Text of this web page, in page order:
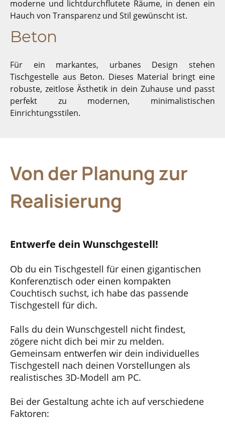
Beton
Für ein markantes, urbanes Design stehen
Tischgestelle aus Beton. Dieses Material bringt eine
robuste, zeitlose Ästhetik in dein Zuhause und passt
perfekt zu modernen, minimalistischen
Einrichtungsstilen.
moderne und lichtdurchflutete Räume, in denen ein
Hauch von Transparenz und Stil gewünscht ist.
Von der Planung zur
Realisierung
Entwerfe dein Wunschgestell!
Ob du ein Tischgestell für einen gigantischen
Konferenztisch oder einen kompakten
Couchtisch suchst, ich habe das passende
Tischgestell für dich.
Falls du dein Wunschgestell nicht findest,
zögere nicht dich bei mir zu melden.
Gemeinsam entwerfen wir dein individuelles
Tischgestell nach deinen Vorstellungen als
realistisches 3D-Modell am PC.
Bei der Gestaltung achte ich auf verschiedene
Faktoren: